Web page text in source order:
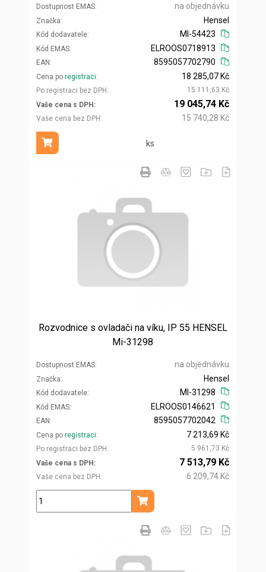
Dostupnost EMAS na objednávku
Značka
Kód dodavatele
Hensel
MI-54423
Kód EMAS
EAN
ELROOS0718913
8595057702790
Cena po registraci
Po registraci bez DPH
18 285,07 Kč
15 111,63 Kč
Vaše cena s DPH
Vaše cena bez DPH
19 045,74 Kč
15 740,28 Kč
ks
Přidat do košíku
Rozvodnice s ovladači na víku, IP 55 HENSEL
Mi-31298
Dostupnost EMAS na objednávku
Značka
Kód dodavatele
Hensel
MI-31298
Kód EMAS
EAN
ELROOS0146621
8595057702042
Cena po registraci
Po registraci bez DPH
7 213,69 Kč
5 961,73 Kč
Vaše cena s DPH
Vaše cena bez DPH
7 513,79 Kč
6 209,74 Kč
ks
Přidat do košíku